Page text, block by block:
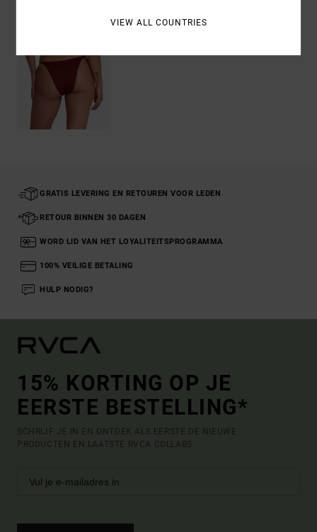
GRATIS LEVERING EN RETOUREN VOOR LEDEN
RETOUR BINNEN 30 DAGEN
WORD LID VAN HET LOYALITEITSPROGRAMMA
100% VEILIGE BETALING
HULP NODIG?
15% KORTING OP JE
EERSTE BESTELLING*
SCHRIJF JE IN EN ONTDEK ALS EERSTE DE NIEUWE
PRODUCTEN EN LAATSTE RVCA COLLABS.
VIEW ALL COUNTRIES